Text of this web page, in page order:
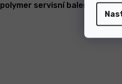
polymer servisní balení